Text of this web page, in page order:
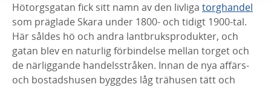
Hötorgsgatan fick sitt namn av den livliga torghandel
som präglade Skara under 1800‑ och tidigt 1900‑tal.
Här såldes hö och andra lantbruksprodukter, och
gatan blev en naturligförbindelse mellan torget och
de närliggande handelsstråken. Innan de nya affärs-
och bostadshusen byggdes låg trähusen tätt och